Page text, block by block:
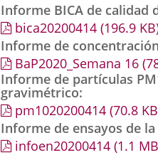
Informe BICA de calidad
bica20200414 (196.9 KB
Informe de
BaP2020_Semana 16
Informe de partículas
gravimétrico
pm1020200414 (70.8 KB
Informe de ensayos de la
infoen20200414 (1.1 MB